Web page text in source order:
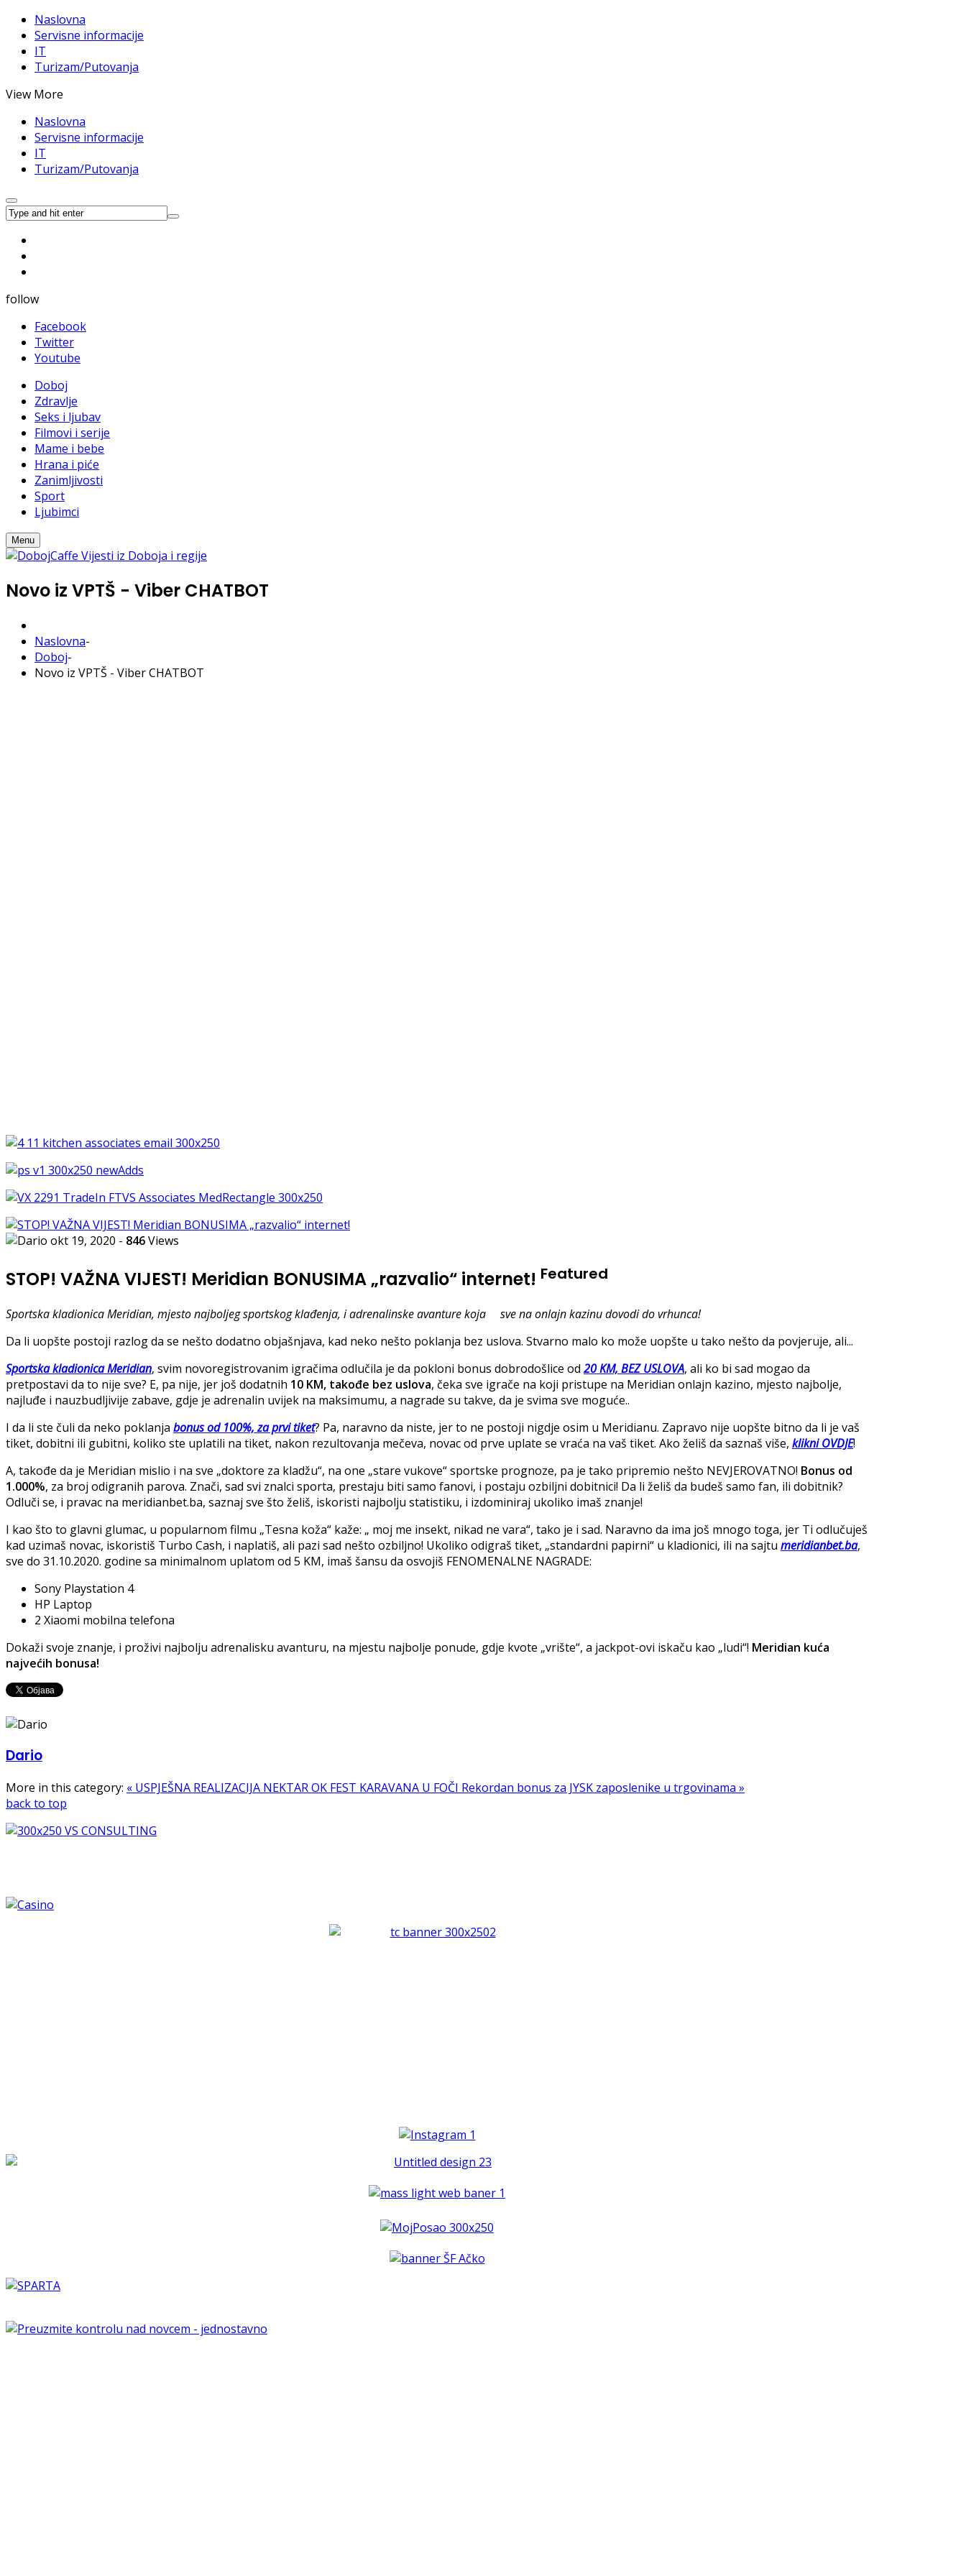
Naslovna
Servisne informacije
IT
Turizam/Putovanja
View More
Naslovna
Servisne informacije
IT
Turizam/Putovanja
follow
Facebook
Twitter
Youtube
Doboj
Zdravlje
Seks i ljubav
Filmovi i serije
Mame i bebe
Hrana i piće
Zanimljivosti
Sport
Ljubimci
Menu
Novo iz VPTŠ - Viber CHATBOT
Naslovna-
Doboj-
Novo iz VPTŠ - Viber CHATBOT
okt 19, 2020 - 846Views
STOP! VAŽNA VIJEST! Meridian BONUSIMA „razvalio“ internet! Featured
Sportska kladionica Meridian, mjesto najboljeg sportskog klađenja, i adrenalinske avanture koja sve na onlajn kazinu dovodi do vrhunca!
Da li uopšte postoji razlog da se nešto dodatno objašnjava, kad neko nešto poklanja bez uslova. Stvarno malo ko može uopšte u tako nešto da povjeruje, ali...
Sportska kladionica Meridian, svim novoregistrovanim igračima odlučila je da pokloni bonus dobrodošlice od 20 KM, BEZ USLOVA, ali ko bi sad mogao da
pretpostavi da to nije sve? E, pa nije, jer još dodatnih 10 KM, takođe bez uslova, čeka sve igrače na koji pristupe na Meridian onlajn kazino, mjesto najbolje,
najluđe i nauzbudljivije zabave, gdje je adrenalin uvijek na maksimumu, a nagrade su takve, da je svima sve moguće..
I da li ste čuli da neko poklanja bonus od 100%, za prvi tiket? Pa, naravno da niste, jer to ne postoji nigdje osim u Meridianu. Zapravo nije uopšte bitno da li je vaš
tiket, dobitni ili gubitni, koliko ste uplatili na tiket, nakon rezultovanja mečeva, novac od prve uplate se vraća na vaš tiket. Ako želiš da saznaš više, klikni OVDJE!
A, takođe da je Meridian mislio i na sve „doktore za kladžu“, na one „stare vukove“ sportske prognoze, pa je tako pripremio nešto NEVJEROVATNO! Bonus od
1.000%, za broj odigranih parova. Znači, sad svi znalci sporta, prestaju biti samo fanovi, i postaju ozbiljni dobitnici! Da li želiš da budeš samo fan, ili dobitnik?
Odluči se, i pravac na meridianbet.ba, saznaj sve što želiš, iskoristi najbolju statistiku, i izdominiraj ukoliko imaš znanje!
I kao što to glavni glumac, u popularnom filmu „Tesna koža“ kaže: „ moj me insekt, nikad ne vara“, tako je i sad. Naravno da ima još mnogo toga, jer Ti odlučuješ
kad uzimaš novac, iskoristiš Turbo Cash, i naplatiš, ali pazi sad nešto ozbiljno! Ukoliko odigraš tiket, „standardni papirni“ u kladionici, ili na sajtu meridianbet.ba,
sve do 31.10.2020. godine sa minimalnom uplatom od 5 KM, imaš šansu da osvojiš FENOMENALNE NAGRADE:
Sony Playstation 4
HP Laptop
2 Xiaomi mobilna telefona
Dokaži svoje znanje, i proživi najbolju adrenalisku avanturu, na mjestu najbolje ponude, gdje kvote „vrište“, a jackpot-ovi iskaču kao „ludi“! Meridian kuća
najvećih bonusa!
Dario
More in this category: « USPJEŠNA REALIZACIJA NEKTAR OK FEST KARAVANA U FOČI Rekordan bonus za JYSK zaposlenike u trgovinama »
back to top